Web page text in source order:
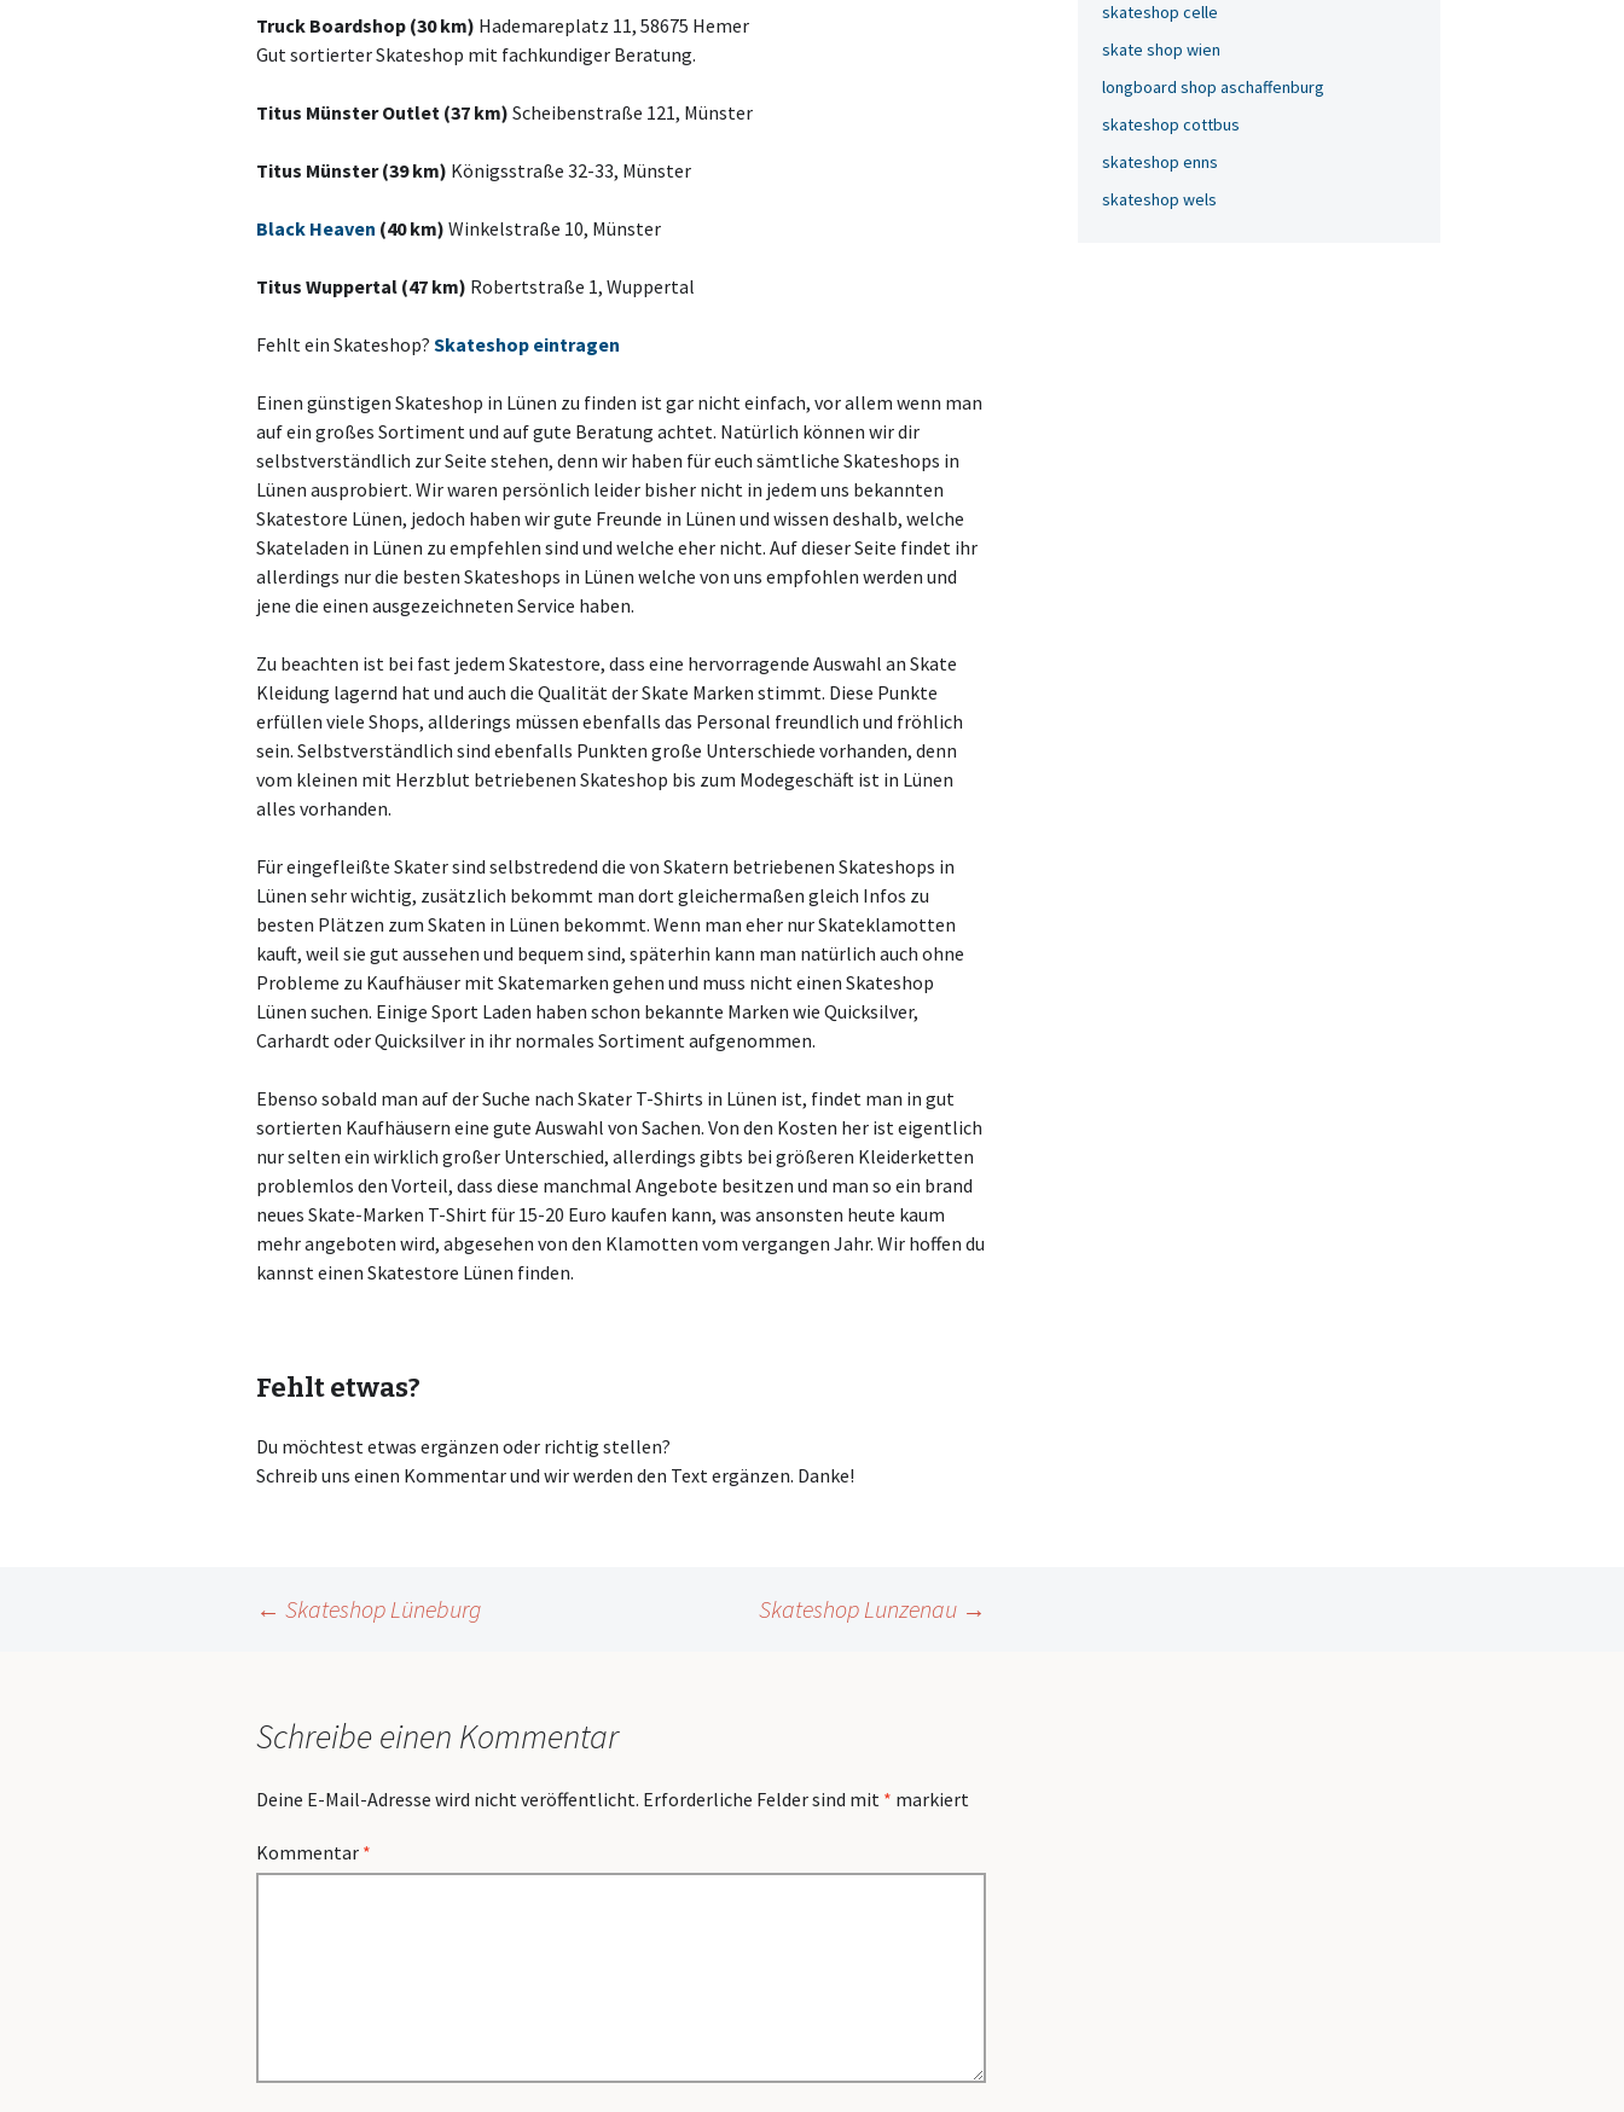
Truck Boardshop (30 km) Hademareplatz 11, 58675 Hemer
Gut sortierter Skateshop mit fachkundiger Beratung.
Titus Münster Outlet (37 km) Scheibenstraße 121, Münster
Titus Münster (39 km) Königsstraße 32-33, Münster
Black Heaven (40 km) Winkelstraße 10, Münster
Titus Wuppertal (47 km) Robertstraße 1, Wuppertal
Fehlt ein Skateshop? Skateshop eintragen
Einen günstigen Skateshop in Lünen zu finden ist gar nicht einfach, vor allem wenn man
auf ein großes Sortiment und auf gute Beratung achtet. Natürlich können wir dir
selbstverständlich zur Seite stehen, denn wir haben für euch sämtliche Skateshops in
Lünen ausprobiert. Wir waren persönlich leider bisher nicht in jedem uns bekannten
Skatestore Lünen, jedoch haben wir gute Freunde in Lünen und wissen deshalb, welche
Skateladen in Lünen zu empfehlen sind und welche eher nicht. Auf dieser Seite findet ihr
allerdings nur die besten Skateshops in Lünen welche von uns empfohlen werden und
jene die einen ausgezeichneten Service haben.
Zu beachten ist bei fast jedem Skatestore, dass eine hervorragende Auswahl an Skate
Kleidung lagernd hat und auch die Qualität der Skate Marken stimmt. Diese Punkte
erfüllen viele Shops, allderings müssen ebenfalls das Personal freundlich und fröhlich
sein. Selbstverständlich sind ebenfalls Punkten große Unterschiede vorhanden, denn
vom kleinen mit Herzblut betriebenen Skateshop bis zum Modegeschäft ist in Lünen
alles vorhanden.
Für eingefleißte Skater sind selbstredend die von Skatern betriebenen Skateshops in
Lünen sehr wichtig, zusätzlich bekommt man dort gleichermaßen gleich Infos zu
besten Plätzen zum Skaten in Lünen bekommt. Wenn man eher nur Skateklamotten
kauft, weil sie gut aussehen und bequem sind, späterhin kann man natürlich auch ohne
Probleme zu Kaufhäuser mit Skatemarken gehen und muss nicht einen Skateshop
Lünen suchen. Einige Sport Laden haben schon bekannte Marken wie Quicksilver,
Carhardt oder Quicksilver in ihr normales Sortiment aufgenommen.
Ebenso sobald man auf der Suche nach Skater T-Shirts in Lünen ist, findet man in gut
sortierten Kaufhäusern eine gute Auswahl von Sachen. Von den Kosten her ist eigentlich
nur selten ein wirklich großer Unterschied, allerdings gibts bei größeren Kleiderketten
problemlos den Vorteil, dass diese manchmal Angebote besitzen und man so ein brand
neues Skate-Marken T-Shirt für 15-20 Euro kaufen kann, was ansonsten heute kaum
mehr angeboten wird, abgesehen von den Klamotten vom vergangen Jahr. Wir hoffen du
kannst einen Skatestore Lünen finden.
Fehlt etwas?
Du möchtest etwas ergänzen oder richtig stellen?
Schreib uns einen Kommentar und wir werden den Text ergänzen. Danke!
Beitragsnavigation
← Skateshop Lüneburg Skateshop Lunzenau →
Schreibe einen Kommentar
Deine E-Mail-Adresse wird nicht veröffentlicht. Erforderliche Felder sind mit * markiert
Kommentar *
skateshop celle
skate shop wien
longboard shop aschaffenburg
skateshop cottbus
skateshop enns
skateshop wels